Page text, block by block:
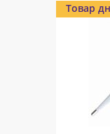
Товар